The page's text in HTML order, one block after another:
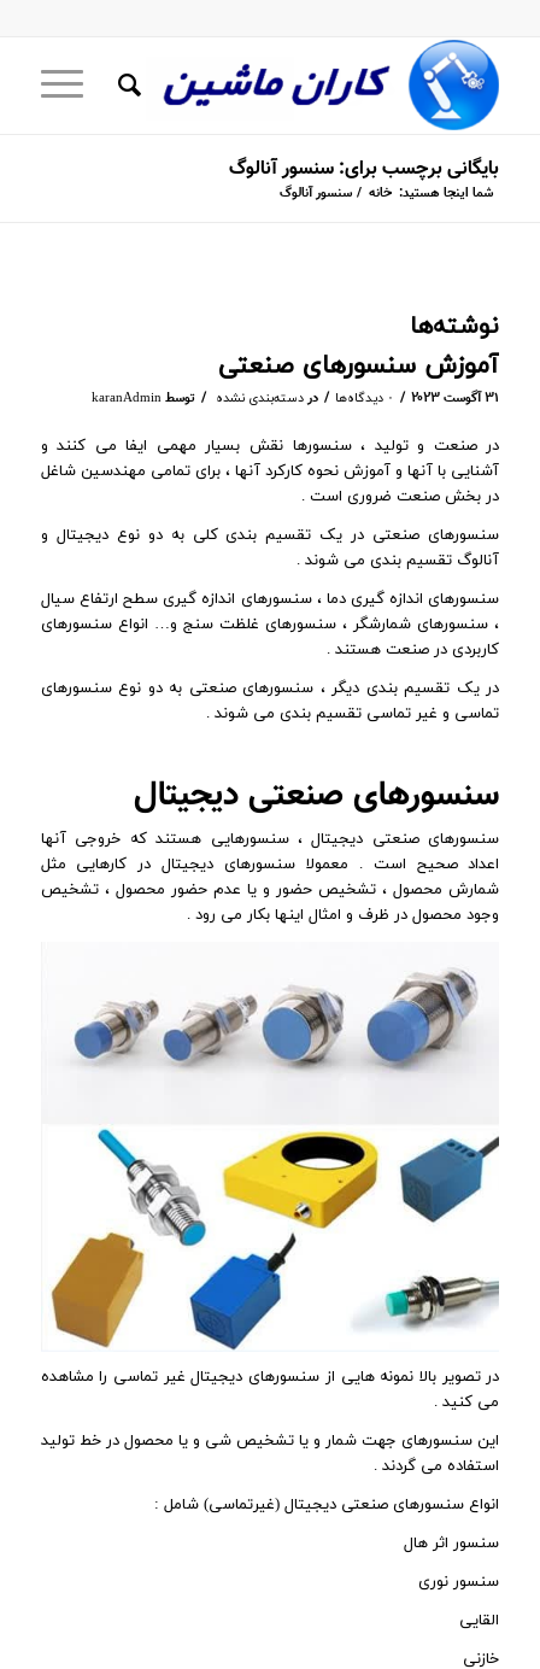
بایگانی برچسب برای: سنسور آنالوگ
شما اینجا هستید: خانه / سنسور آنالوگ
نوشته‌ها
آموزش سنسورهای صنعتی
۳۱ آگوست ۲۰۲۳ / ۰ دیدگاه‌ها / دردسته‌بندی نشده / توسط karanAdmin
در صنعت و تولید ، سنسورها نقش بسیار مهمی ایفا می کنند و
آشنایی با آنها و آموزش نحوه کارکرد آنها ، برای تمامی مهندسین شاغل
در بخش صنعت ضروری است .
سنسورهای صنعتی در یک تقسیم بندی کلی به دو نوع دیجیتال و
آنالوگ تقسیم بندی می شوند .
سنسورهای اندازه گیری دما ، سنسورهای اندازه گیری سطح ارتفاع سیال
، سنسورهای شمارشگر ، سنسورهای غلظت سنج و… انواع سنسورهای
کاربردی در صنعت هستند .
در یک تقسیم بندی دیگر ، سنسورهای صنعتی به دو نوع سنسورهای
تماسی و غیر تماسی تقسیم بندی می شوند .
سنسورهای صنعتی دیجیتال
سنسورهای صنعتی دیجیتال ، سنسورهایی هستند که خروجی آنها
اعداد صحیح است . معمولا سنسورهای دیجیتال در کارهایی مثل
شمارش محصول ، تشخیص حضور و یا عدم حضور محصول ، تشخیص
وجود محصول در ظرف و امثال اینها بکار می رود .
در تصویر بالا نمونه هایی از سنسورهای دیجیتال غیر تماسی را مشاهده
می کنید .
این سنسورهای جهت شمار و یا تشخیص شی و یا محصول در خط تولید
استفاده می گردند .
انواع سنسورهای صنعتی دیجیتال (غیرتماسی) شامل :
سنسور اثر هال
سنسور نوری
القایی
خازنی